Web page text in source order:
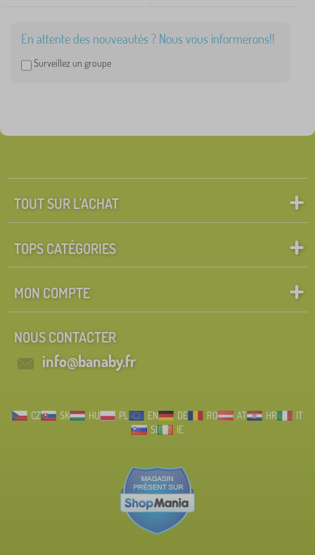
En attente des nouveautés ? Nous vous informerons!!
Surveillez un groupe
TOUT SUR L'ACHAT
TOPS CATÉGORIES
MON COMPTE
NOUS CONTACTER
info@banaby.fr
CZ SK HU PL EN DE RO AT HR
IT
SI
IE